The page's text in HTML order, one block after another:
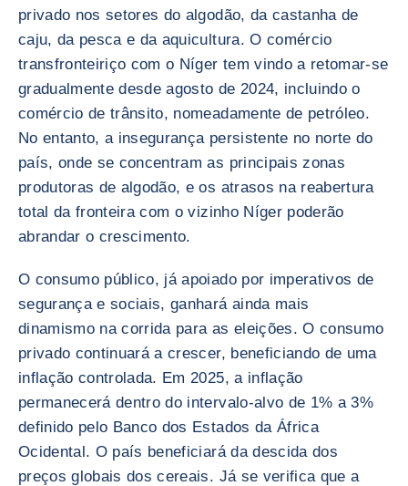
privado nos setores do algodão, da castanha de
caju, da pesca e da aquicultura. O comércio
transfronteiriço com o Níger tem vindo a retomar-se
gradualmente desde agosto de 2024, incluindo o
comércio de trânsito, nomeadamente de petróleo.
No entanto, a insegurança persistente no norte do
país, onde se concentram as principais zonas
produtoras de algodão, e os atrasos na reabertura
total da fronteira com o vizinho Níger poderão
abrandar o crescimento.
O consumo público, já apoiado por imperativos de
segurança e sociais, ganhará ainda mais
dinamismo na corrida para as eleições. O consumo
privado continuará a crescer, beneficiando de uma
inflação controlada. Em 2025, a inflação
permanecerá dentro do intervalo-alvo de 1% a 3%
definido pelo Banco dos Estados da África
Ocidental. O país beneficiará da descida dos
preços globais dos cereais. Já se verifica que a